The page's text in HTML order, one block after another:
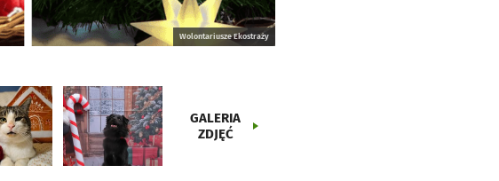
Wolontariusze Ekostraży
GALERIA
ZDJĘĆ